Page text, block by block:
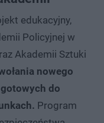
edukacyjny,
Policyjnej w
Akademii Sztuki
nowego
do
Program